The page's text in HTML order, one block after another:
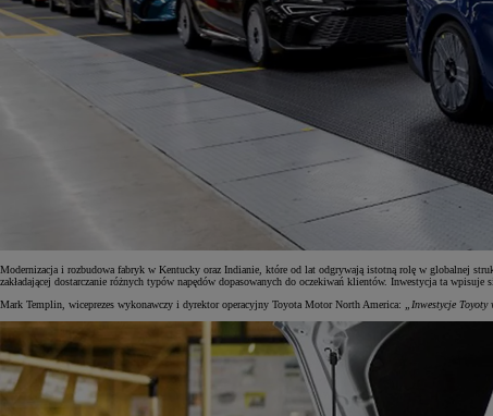
Modernizacja i rozbudowa fabryk w Kentucky oraz Indianie, które od lat odgrywają istotną rolę w globalnej
zakładającej dostarczanie różnych typów napędów dopasowanych do oczekiwań klientów. Inwestycja ta
Mark Templin, wiceprezes wykonawczy i dyrektor operacyjny Toyota Motor North America:
„Inwestycje